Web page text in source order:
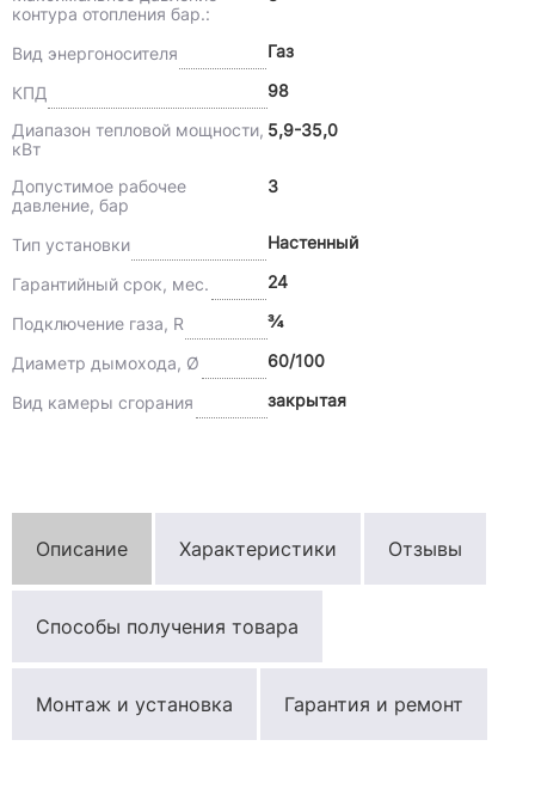
контура отопления бар.:
Вид энергоносителя Газ
КПД
98
Диапазон тепловой мощности,
кВт
5,9-35,0
Допустимое рабочее
давление, бар
3
Тип установки Настенный
Гарантийный срок, мес. 24
Подключение газа, R ¾
Диаметр дымохода, Ø 60/100
Вид камеры сгорания закрытая
Описание Характеристики Отзывы
Способы получения товара
Монтаж и установка Гарантия и ремонт